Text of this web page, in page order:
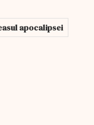
apocalipsei